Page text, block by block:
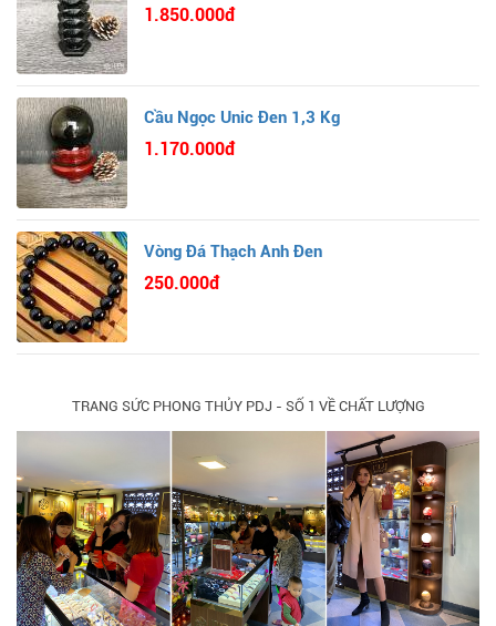
1.850.000đ
Cầu Ngọc Unic Đen 1,3 Kg
1.170.000đ
Vòng Đá Thạch Anh Đen
250.000đ
TRANG SỨC PHONG THỦY PDJ - SỐ 1 VỀ CHẤT LƯỢNG